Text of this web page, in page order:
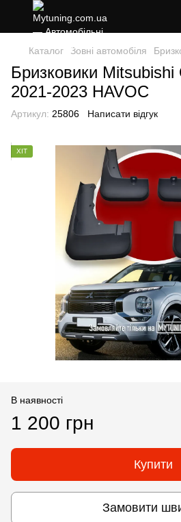
Каталог Зовні автомобіля
Бризковики Mitsubishi
2021-2023 HAVOC
Артикул: 25806 Написати відгук
ХІТ
В наявності
1 200 грн
Купити
Замовити